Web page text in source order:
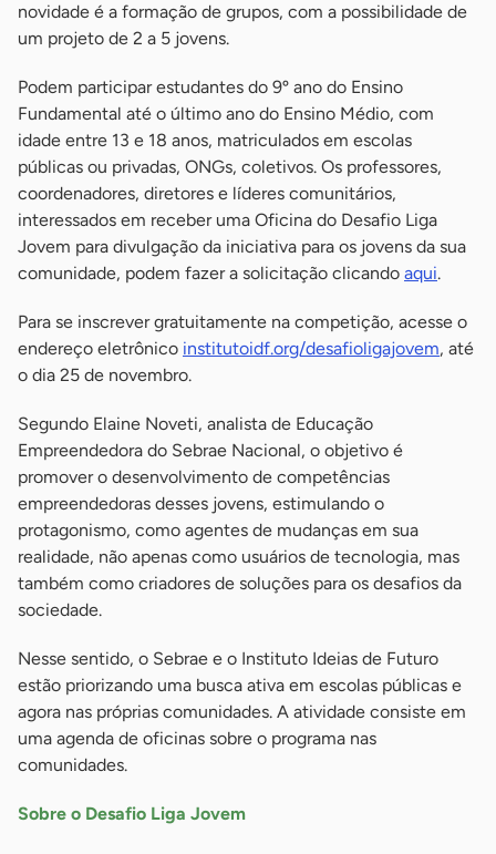
novidade é a formação de grupos, com a possibilidade de
um projeto de 2 a 5 jovens.
Podem participar estudantes do 9º ano do Ensino
Fundamental até o último ano do Ensino Médio, com
idade entre 13 e 18 anos, matriculados em escolas
públicas ou privadas, ONGs, coletivos. Os professores,
coordenadores, diretores e líderes comunitários,
interessados em receber uma Oficina do Desafio Liga
Jovem para divulgação da iniciativa para os jovens da sua
comunidade, podem fazer a solicitação clicando aqui.
Para se inscrever gratuitamente na competição, acesse o
endereço eletrônico institutoidf.org/desafioligajovem, até
o dia 25 de novembro.
Segundo Elaine Noveti, analista de Educação
Empreendedora do Sebrae Nacional, o objetivo é
promover o desenvolvimento de competências
empreendedoras desses jovens, estimulando o
protagonismo, como agentes de mudanças em sua
realidade, não apenas como usuários de tecnologia, mas
também como criadores de soluções para os desafios da
sociedade.
Nesse sentido, o Sebrae e o Instituto Ideias de Futuro
estão priorizando uma busca ativa em escolas públicas e
agora nas próprias comunidades. A atividade consiste em
uma agenda de oficinas sobre o programa nas
comunidades.
Sobre o Desafio Liga Jovem